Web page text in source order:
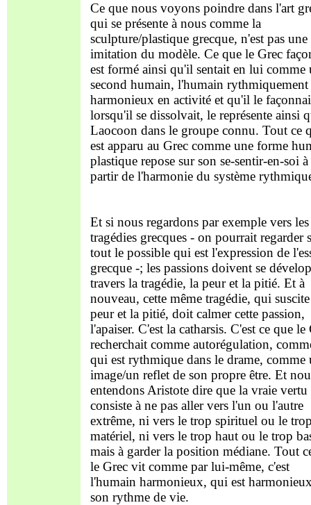
Ce que nous voyons poindre dans l'art
qui se présente à nous comme la
sculpture/plastique grecque, n'est pas une
imitation du modèle. Ce que le Grec
est formé ainsi qu'il sentait en lui comme
second humain, l'humain rythmiquement
harmonieux en activité et qu'il le
lorsqu'il se dissolvait, le représente ainsi
Laocoon dans le groupe connu. Tout ce
est apparu au Grec comme une forme
plastique repose sur son se-sentir-en-soi à
partir de l'harmonie du système
Et si nous regardons par exemple vers les
tragédies grecques - on pourrait regarder
tout le possible qui est l'expression de
grecque -; les passions doivent se
travers la tragédie, la peur et la pitié. Et à
nouveau, cette même tragédie, qui
peur et la pitié, doit calmer cette passion,
l'apaiser. C'est la catharsis. C'est ce que le
recherchait comme autorégulation,
qui est rythmique dans le drame, comme
image/un reflet de son propre être. Et
entendons Aristote dire que la vraie vertu
consiste à ne pas aller vers l'un ou l'autre
extrême, ni vers le trop spirituel ou le
matériel, ni vers le trop haut ou le trop
mais à garder la position médiane. Tout
le Grec vit comme par lui-même, c'est
l'humain harmonieux, qui est
son rythme de vie.